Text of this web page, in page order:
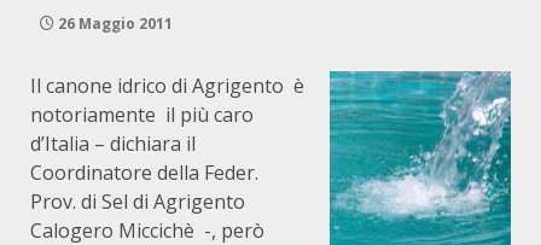
26 Maggio 2011
Il canone idrico di Agrigento è
notoriamente il più caro
d’Italia – dichiara il
Coordinatore della Feder.
Prov. di Sel di Agrigento
Calogero Miccichè -, però